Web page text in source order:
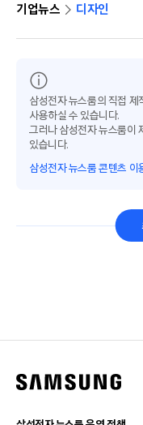
기업뉴스
디자인
삼성전자 뉴스룸의 직접 제
사용하실 수 있습니다.
그러나 삼성전자 뉴스룸이
있습니다.
삼성전자 뉴스룸 콘텐츠 이